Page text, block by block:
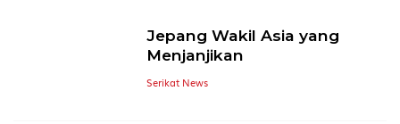
Jepang Wakil Asia yang
Menjanjikan
Serikat News